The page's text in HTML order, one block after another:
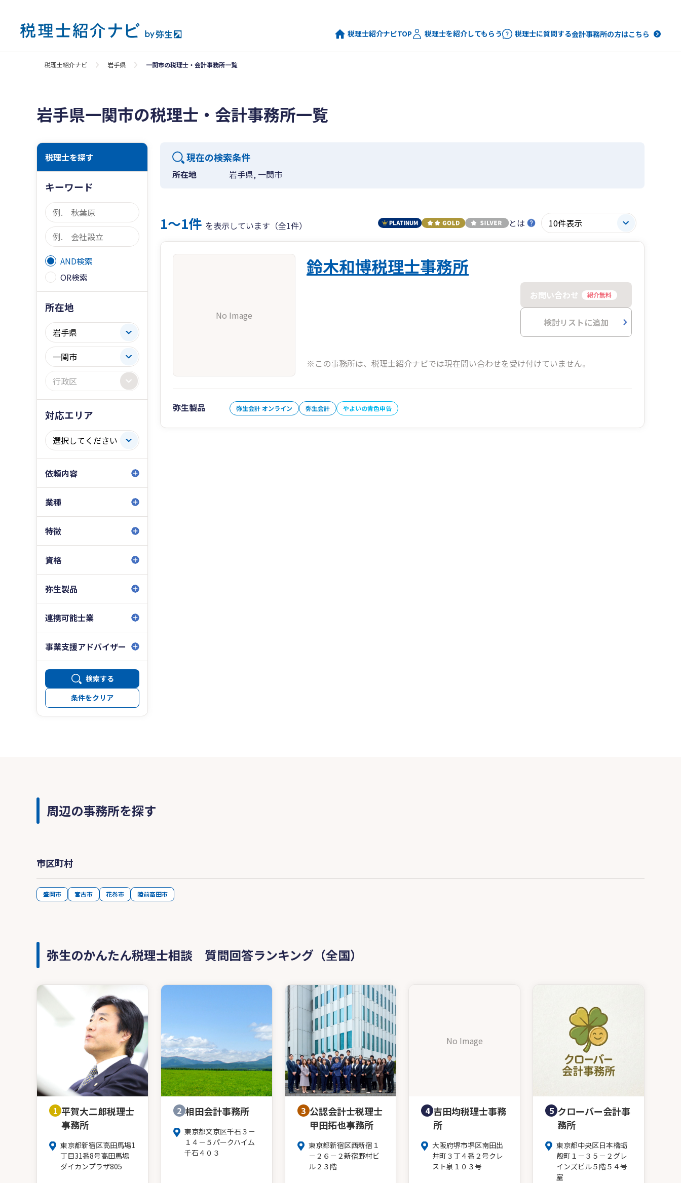
税理士紹介ナビTOP 税理士を紹介してもらう 税理士に質問する会計事務所の方はこちら
税理士紹介ナビ 岩手県 一関市の税理士・会計事務所一覧
岩手県一関市の税理士・会計事務所一覧
税理士を探す
キーワード
AND検索
OR検索
所在地
対応エリア
依頼内容
業種
特徴
資格
弥生製品
連携可能士業
事業支援アドバイザー
検索する
条件をクリア
現在の検索条件
所在地 岩手県, 一関市
1〜1件 を表示しています（全1件） とは
No Image
鈴木和博税理士事務所
お問い合わせ 紹介無料
検討リストに追加
※この事務所は、税理士紹介ナビでは現在問い合わせを受け付けていません。
弥生製品 弥生会計 オンライン 弥生会計 やよいの青色申告
周辺の事務所を探す
市区町村
盛岡市 宮古市 花巻市 陸前高田市
弥生のかんたん税理士相談 質問回答ランキング（全国）
1 平賀大二郎税理士
事務所
東京都新宿区高田馬場1
丁目31番8号高田馬場
ダイカンプラザ805
2 相田会計事務所
東京都文京区千石３－
１４－５パークハイム
千石４０３
3 公認会計士税理士
甲田拓也事務所
東京都新宿区西新宿１
－２６－２新宿野村ビ
ル２３階
No Image
4 吉田均税理士事務
所
大阪府堺市堺区南田出
井町３丁４番２号クレ
スト泉１０３号
5 クローバー会計事
務所
東京都中央区日本橋蛎
殻町１－３５－２グレ
インズビル５階５４号
室